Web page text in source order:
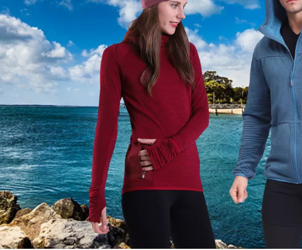
Tops
Fondos
Capa base
Accesorios
Mujer
Los recién llegados
Fondos
Capa base
Accesorios
Niños
Tops
Fondos
Capa base
Accesorios